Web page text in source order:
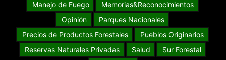
Manejo de Fuego
Memorias&Reconocimientos
Opinión
Parques Nacionales
Precios de Productos Forestales
Pueblos Originarios
Reservas Naturales Privadas
Salud
Sur Forestal